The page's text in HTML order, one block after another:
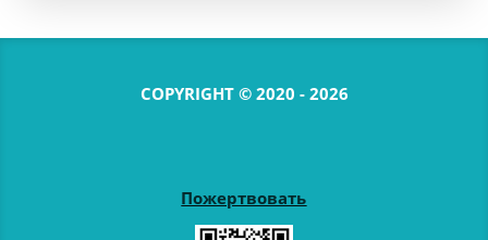
COPYRIGHT © 2020 - 2026
Пожертвовать